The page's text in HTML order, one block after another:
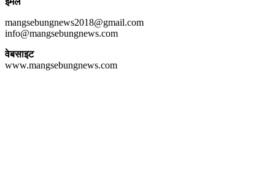
mangsebungnews2018@gmail.com
info@mangsebungnews.com
वेबसाइट
www.mangsebungnews.com